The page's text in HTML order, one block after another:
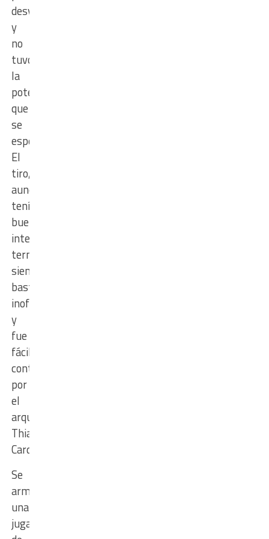
desviado
y
no
tuvo
la
potencia
que
se
esperaba.
El
tiro,
aunque
tenía
buenas
intenciones,
terminó
siendo
bastante
inofensivo
y
fue
fácilmente
controlado
por
el
arquero
Thiago
Cardozo.
Se
armó
una
jugada